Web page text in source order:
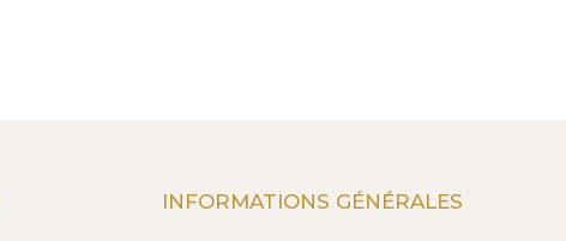
INFORMATIONS GÉNÉRALES